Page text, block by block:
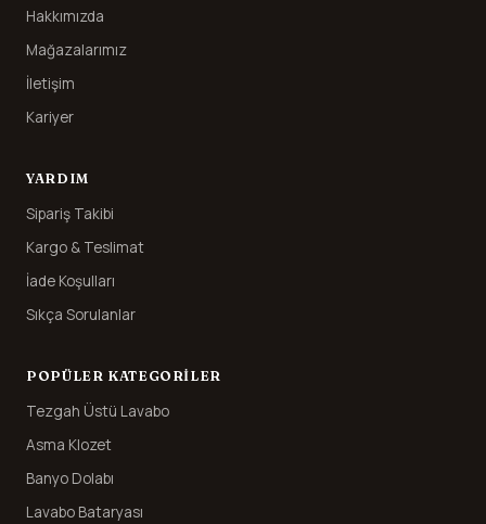
Hakkımızda
Mağazalarımız
İletişim
Kariyer
YARDIM
Sipariş Takibi
Kargo & Teslimat
İade Koşulları
Sıkça Sorulanlar
POPÜLER KATEGORILER
Tezgah Üstü Lavabo
Asma Klozet
Banyo Dolabı
Lavabo Bataryası